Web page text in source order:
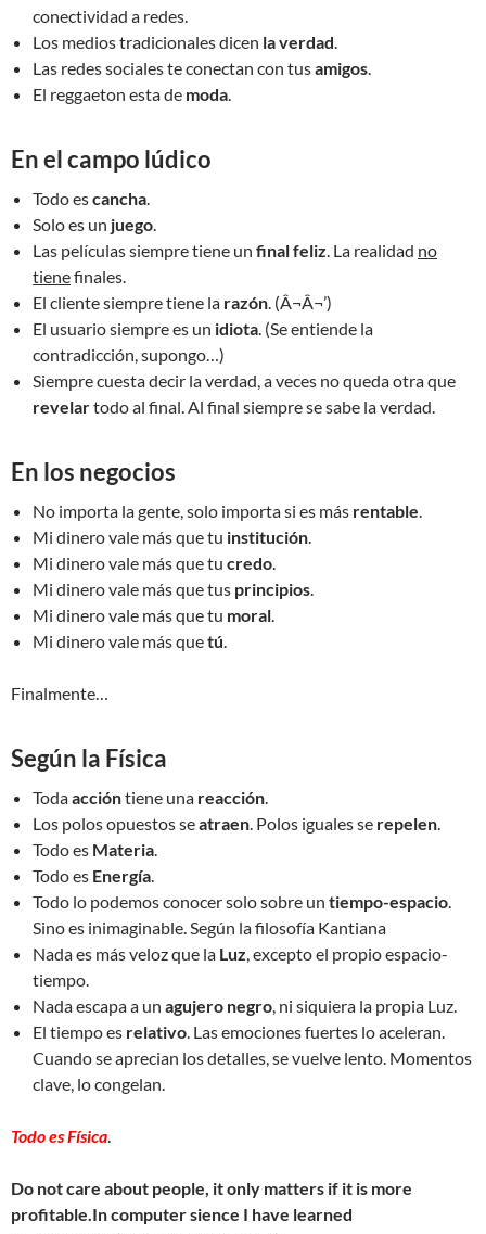
conectividad a redes.
Los medios tradicionales dicen la verdad.
Las redes sociales te conectan con tusamigos.
El reggaeton esta de moda.
En el campo lúdico
Todo escancha.
Solo es un juego.
Las películas siempre tiene un final feliz. La realidad no
tienefinales.
El cliente siempre tiene la razón. (Â¬Â¬’)
El usuario siempre es un idiota. (Se entiende la
contradicción, supongo…)
Siempre cuesta decir la verdad, a veces no queda otra que
revelartodo al final. Al final siempre se sabe la verdad.
En los negocios
No importa la gente, solo importa si es más rentable.
Mi dinero vale más que tu institución.
Mi dinero vale más que tu credo.
Mi dinero vale más que tus principios.
Mi dinero vale más que tu moral.
Mi dinero vale más quetú.
Finalmente…
Según la Física
Todaaccióntiene una reacción.
Los polos opuestos seatraen. Polos iguales se repelen.
Todo es Materia.
Todo es Energía.
Todo lo podemos conocer solo sobre un tiempo-espacio.
Sino es inimaginable. Según la filosofía Kantiana
Nada es más veloz que la Luz, excepto el propio espacio-
tiempo.
Nada escapa a un agujero negro, ni siquiera la propia Luz.
El tiempo es relativo. Las emociones fuertes lo aceleran.
Cuando se aprecian los detalles, se vuelve lento. Momentos
clave, lo congelan.
Todo es Física.
Do not care about people, it only matters if it is more
profitable.In computer sience I have learned